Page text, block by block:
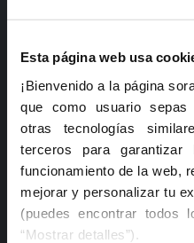
Esta página web usa
¡Bienvenido a la página
que como usuario
otras tecnologías
terceros para
funcionamiento de la web,
mejorar y personalizar tu
(puedes encontrar todos
“Mostrar detalles”).
febrero 2022
junio 2021
febrero 2021
enero 2021
abril 2020
Popular Posts